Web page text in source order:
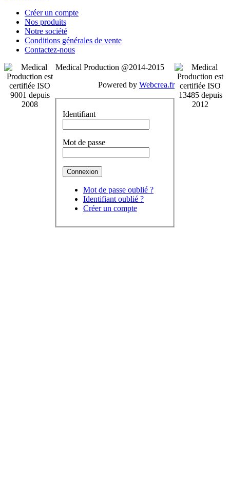
Créer un compte
Nos produits
Notre société
Conditions générales de vente
Contactez-nous
Medical Production @2014-2015
Powered by Webcrea.fr
Identifiant
Mot de passe
Mot de passe oublié ?
Identifiant oublié ?
Créer un compte